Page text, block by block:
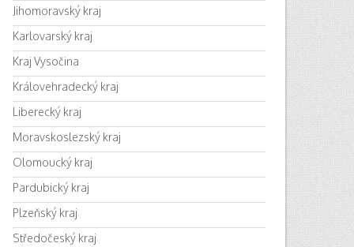
Jihomoravský kraj
Karlovarský kraj
Kraj Vysočina
Královehradecký kraj
Liberecký kraj
Moravskoslezský kraj
Olomoucký kraj
Pardubický kraj
Plzeňský kraj
Středočeský kraj